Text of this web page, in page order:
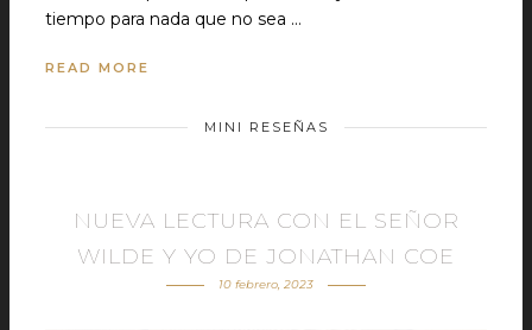
tiempo para nada que no sea …
READ MORE
MINI RESEÑAS
NUEVA LECTURA CON EL SEÑOR
WILDE Y YO DE JONATHAN COE
10 febrero, 2023